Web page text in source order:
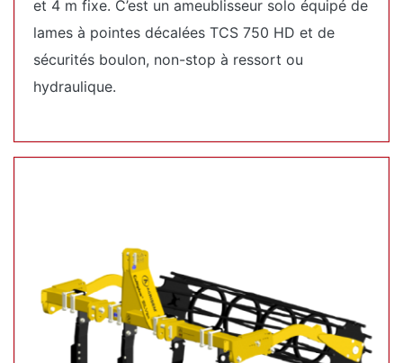
et 4 m fixe. C’est un ameublisseur solo équipé de
lames à pointes décalées TCS 750 HD et de
sécurités boulon, non-stop à ressort ou
hydraulique.